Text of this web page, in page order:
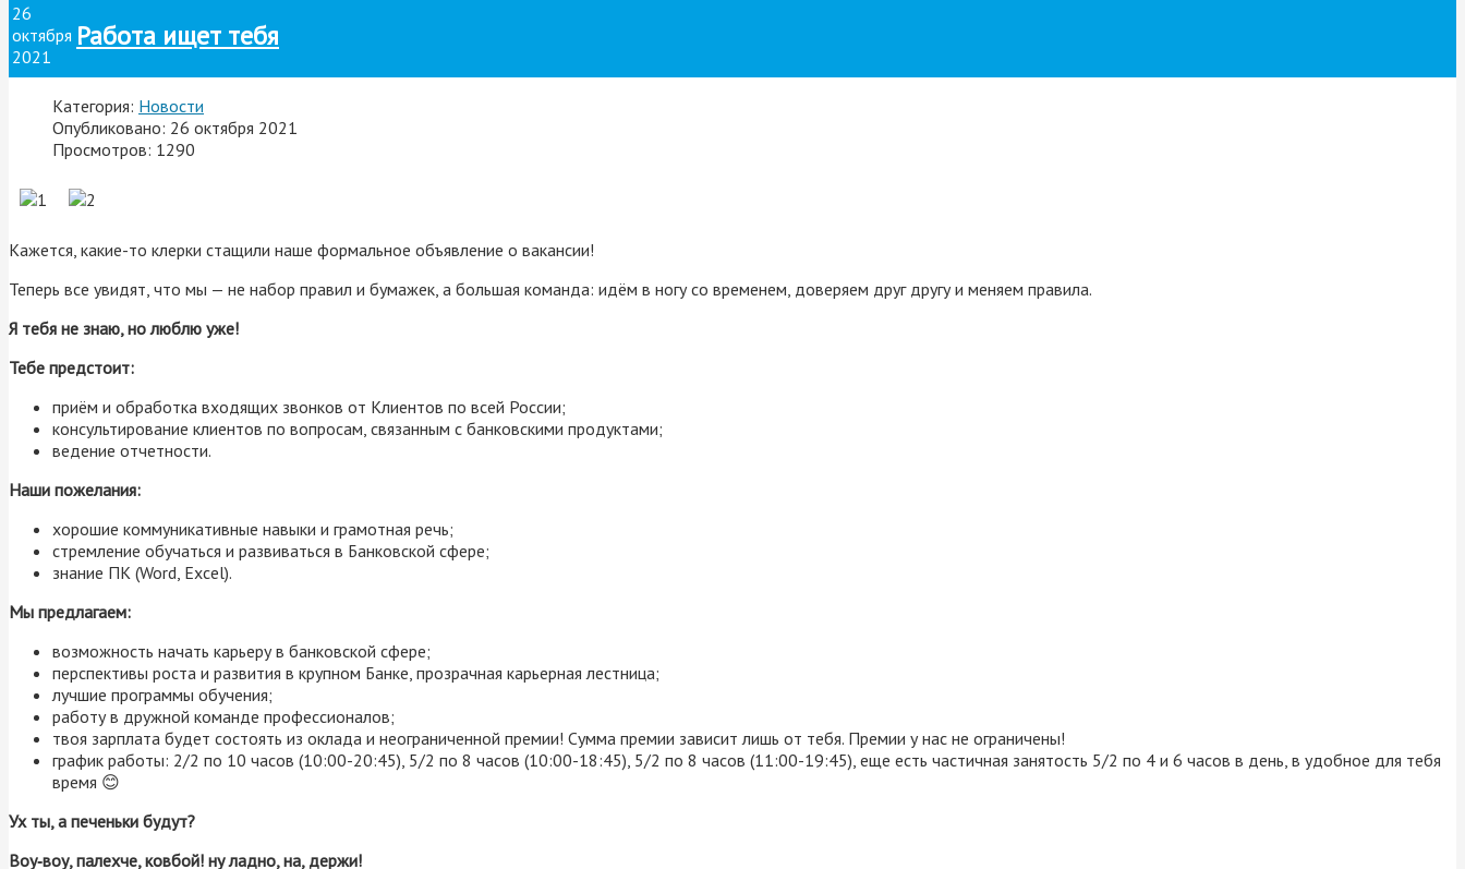
26
октября
2021
Работа ищет тебя
Категория: Новости
Опубликовано: 26 октября 2021
Просмотров: 1290
Кажется, какие-то клерки стащили наше формальное объявление о вакансии!
Теперь все увидят, что мы — не набор правил и бумажек, а большая команда: идём в ногу со временем, доверяем друг другу и меняем правила.
Я тебя не знаю, но люблю уже!
Тебе предстоит:
приём и обработка входящих звонков от Клиентов по всей России;
консультирование клиентов по вопросам, связанным с банковскими продуктами;
ведение отчетности.
Наши пожелания:
хорошие коммуникативные навыки и грамотная речь;
стремление обучаться и развиваться в Банковской сфере;
знание ПК (Word, Excel).
Мы предлагаем:
возможность начать карьеру в банковской сфере;
перспективы роста и развития в крупном Банке, прозрачная карьерная лестница;
лучшие программы обучения;
работу в дружной команде профессионалов;
твоя зарплата будет состоять из оклада и неограниченной премии! Сумма премии зависит лишь от тебя. Премии у нас не ограничены!
график работы: 2/2 по 10 часов (10:00-20:45), 5/2 по 8 часов (10:00-18:45), 5/2 по 8 часов (11:00-19:45), еще есть частичная занятость 5/2 по 4 и 6 часов в день, в удобное для тебя
время 😊
Ух ты, а печеньки будут?
Воу‑воу,палехче,ковбой! нуладно,на, держи!